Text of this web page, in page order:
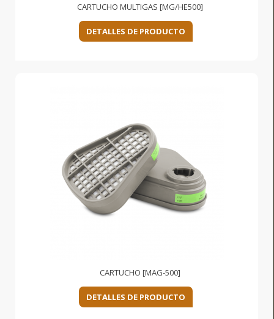
CARTUCHO MULTIGAS [MG/HE500]
DETALLES DE PRODUCTO
CARTUCHO [MAG-500]
DETALLES DE PRODUCTO